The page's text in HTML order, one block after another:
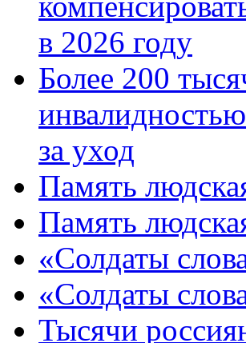
в 2026 году
Более 200
за уход
Память
Память
«Солдаты
«Солдаты
Тысячи